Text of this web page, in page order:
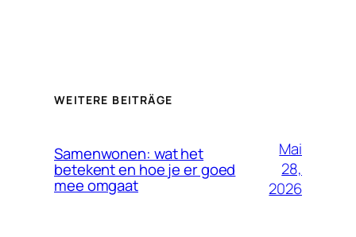
WEITERE BEITRÄGE
Samenwonen: wat het
betekent en hoe je er goed
mee omgaat
Mai
28,
2026